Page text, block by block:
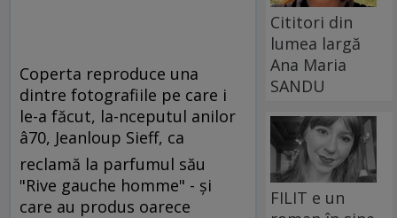
Coperta reproduce una
dintre fotografiile pe care i
le-a făcut, la-nceputul anilor
â70, Jeanloup Sieff, ca
reclamă la parfumul său
"Rive gauche homme" - şi
care au produs oarece
Cititori din
lumea largă
Ana Maria
SANDU
FILIT e un